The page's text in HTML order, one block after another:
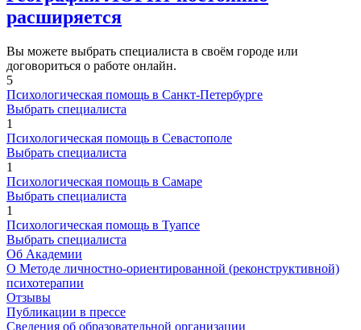
расширяется
Вы можете выбрать специалиста в своём городе или
договориться о работе онлайн.
5
Психологическая помощь в Санкт-Петербурге
Выбрать специалиста
1
Психологическая помощь в Севастополе
Выбрать специалиста
1
Психологическая помощь в Самаре
Выбрать специалиста
1
Психологическая помощь в Туапсе
Выбрать специалиста
Об Академии
О Методе личностно-ориентированной (реконструктивной)
психотерапии
Отзывы
Публикации в прессе
Сведения об образовательной организации